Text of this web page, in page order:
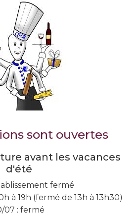
nous proposons : des
concrètes et immédiatement
vous trouverez
Etudes
sont ouvertes
avant les vacances
d'été
fermé
à 19h (fermé de 13h à 13h30)
07 : fermé